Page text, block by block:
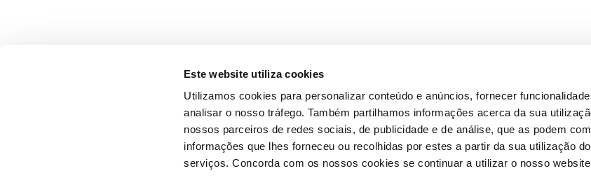
Este website utiliza cookies
Utilizamos cookies para personalizar conteúdo e anúncios, fornecer
analisar o nosso tráfego. Também partilhamos informações acerca da sua
nossos parceiros de redes sociais, de publicidade e de análise, que as podem
informações que lhes forneceu ou recolhidas por estes a partir da sua utilização
serviços. Concorda com os nossos cookies se continuar a utilizar o nosso